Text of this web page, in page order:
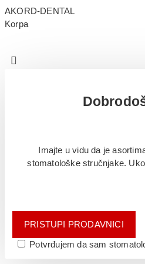
AKORD-DENTAL
Korpa
Imajte u vidu da je
stomatološke stručnjake.
PRISTUPI PRODAVNICI
Potvrđujem da sam